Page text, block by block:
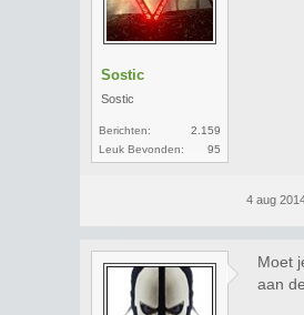
Sostic
Sostic
Berichten:
2.159
Leuk Bevonden:
95
4 aug
Moet
aan